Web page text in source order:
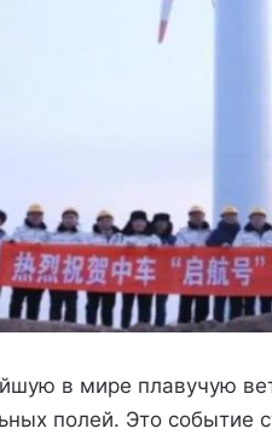
в мире плавучую
полей. Это событие